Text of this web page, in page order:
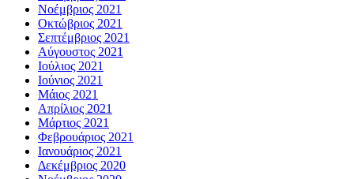
Νοέμβριος 2021
Οκτώβριος 2021
Σεπτέμβριος 2021
Αύγουστος 2021
Ιούλιος 2021
Ιούνιος 2021
Μάιος 2021
Απρίλιος 2021
Μάρτιος 2021
Φεβρουάριος 2021
Ιανουάριος 2021
Δεκέμβριος 2020